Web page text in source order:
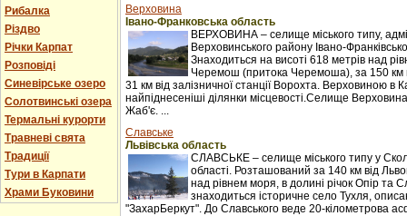
Рибалка
Різдво
Річки Карпат
Розповіді
Синевірське озеро
Солотвинські озера
Термальні курорти
Травневі свята
Традиції
Тури в Карпати
Храми Буковини
Верховина
Івано-Франковська область
ВЕРХОВИНА – селище міського типу,
Верховинського району Івано-
Знаходиться на висоті 618 метрів над
Черемош (притока Черемоша), за 150 км
31 км від залізничної станції Ворохта. Верховиною в
найпіднесеніші ділянки місцевості.Селище
Жаб'є. ...
Славське
Львівська область
СЛАВСЬКЕ – селище міського типу у
області. Розташований за 140 км від
над рівнем моря, в долині річок Опір та
знаходиться історичне село Тухля,
"ЗахарБеркут". До Славського веде 20-кілометрова